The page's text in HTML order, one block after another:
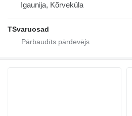
Igaunija, Kõrveküla
TSvaruosad